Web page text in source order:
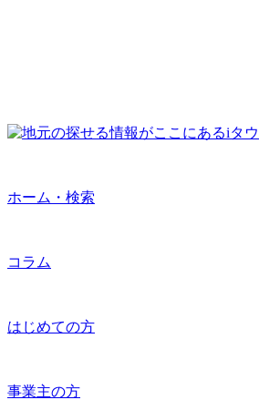
ホーム・検索
コラム
はじめての方
事業主の方